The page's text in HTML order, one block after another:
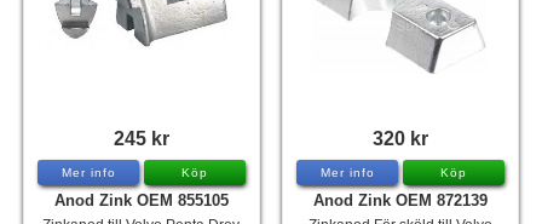
245 kr
Mer info Köp
Anod Zink OEM 855105
320 kr
Mer info Köp
Anod Zink OEM 872139